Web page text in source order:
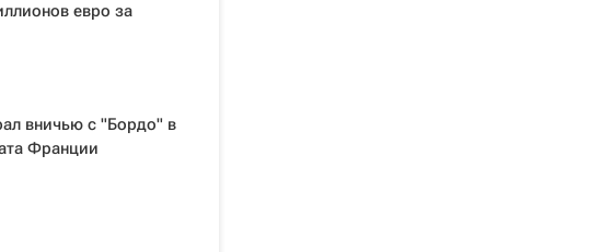
евро за
вничью с "Бордо" в
Франции